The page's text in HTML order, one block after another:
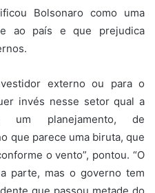
Bolsonaro como uma
ao país e que prejudica
externo ou para o
invés nesse setor qual a
um planejamento, de
que parece uma biruta, que
o vento”, pontou. “O
parte, mas o governo tem